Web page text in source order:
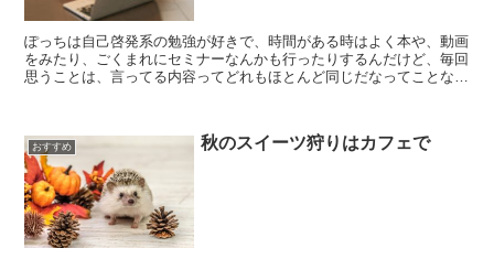
ぽっちは自己啓発系の勉強が好きで、時間がある時はよく本や、動画
をみたり、ごくまれにセミナーなんかも行ったりするんだけど、毎回
思うことは、言ってる内容ってどれもほとんど同じだなってことなん
おすすめ 秋のスイーツ狩りはカフェで